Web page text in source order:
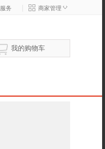
务 商家管理 ◇
我的购物车